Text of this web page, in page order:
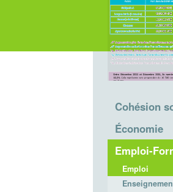
Cohésion
Économie
Emploi-
Emploi